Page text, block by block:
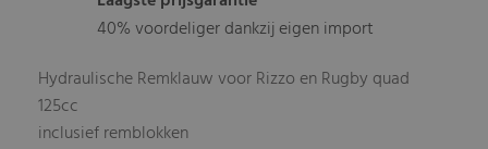
40% voordeliger dankzij eigen import
Hydraulische Remklauw voor Rizzo en Rugby quad
125cc
inclusief remblokken